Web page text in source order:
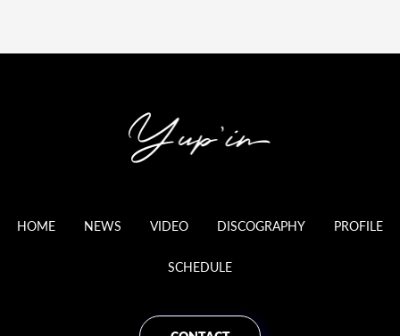
HOME NEWS VIDEO DISCOGRAPHY PROFILE
SCHEDULE